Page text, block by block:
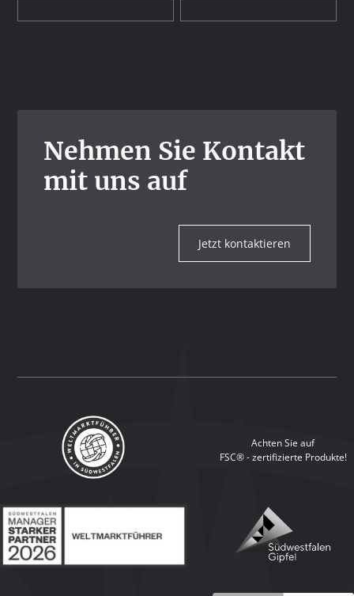
Nehmen Sie Kontakt
mit uns auf
Jetzt kontaktieren
Achten Sie auf
FSC® - zertifizierte Produkte!